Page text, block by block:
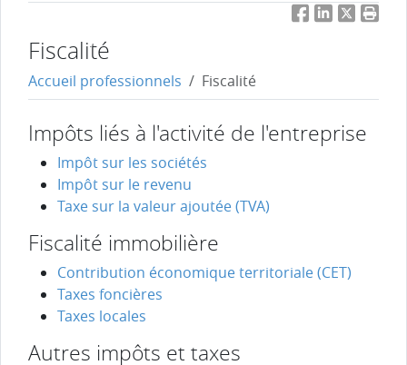
FacebookLinkedIn
Twitter
Fiscalité
Accueil professionnels Fiscalité
Impôts liés à l'activité de l'entreprise
Impôt sur les sociétés
Impôt sur le revenu
Taxe sur la valeur ajoutée (TVA)
Fiscalité immobilière
Contribution économique territoriale (CET)
Taxes foncières
Taxes locales
Autres impôts et taxes